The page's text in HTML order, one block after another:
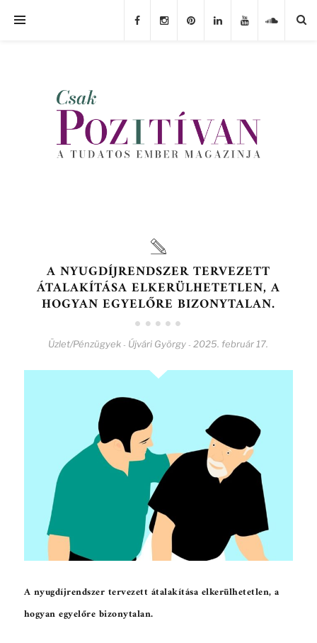
A NYUGDÍJRENDSZER TERVEZETT
ÁTALAKÍTÁSA ELKERÜLHETETLEN, A
HOGYAN EGYELŐRE BIZONYTALAN.
Üzlet/Pénzügyek - Újvári György - 2025. február 17.
A nyugdíjrendszer tervezett átalakítása elkerülhetetlen, a
hogyan egyelőre bizonytalan.